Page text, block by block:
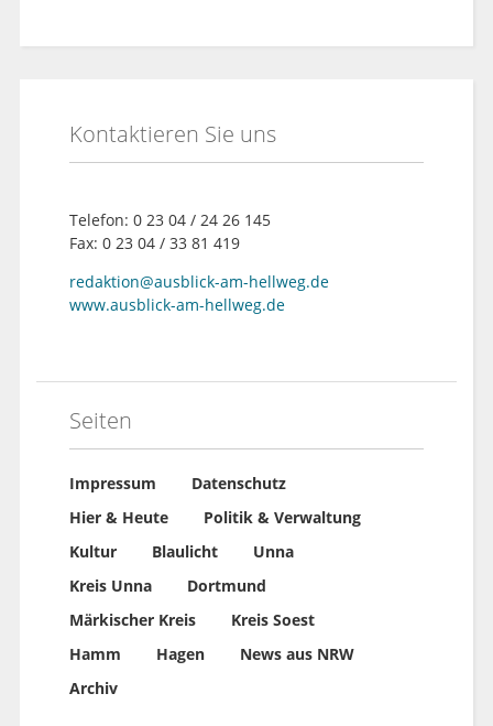
Kontaktieren Sie uns
Telefon: 0 23 04 / 24 26 145
Fax: 0 23 04 / 33 81 419
redaktion@ausblick-am-hellweg.de
www.ausblick-am-hellweg.de
Seiten
Impressum
Datenschutz
Hier & Heute
Politik & Verwaltung
Kultur
Blaulicht
Unna
Kreis Unna
Dortmund
Märkischer Kreis
Kreis Soest
Hamm
Hagen
News aus NRW
Archiv